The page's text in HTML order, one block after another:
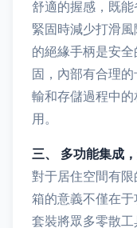
舒適的握感，既
緊固時減少打滑
的絕緣手柄是安
固，內部有合理
輸和存儲過程中
用。
三、 多功能集成
對于居住空間有
箱的意義不僅在
套裝將眾多零散工